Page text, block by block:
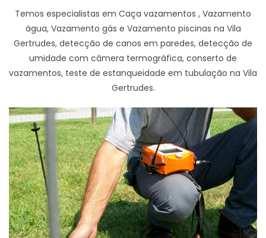
Temos especialistas em Caça vazamentos , Vazamento
água, Vazamento gás e Vazamento piscinas na Vila
Gertrudes, detecção de canos em paredes, detecção de
umidade com câmera termográfica, conserto de
vazamentos, teste de estanqueidade em tubulação na Vila
Gertrudes.